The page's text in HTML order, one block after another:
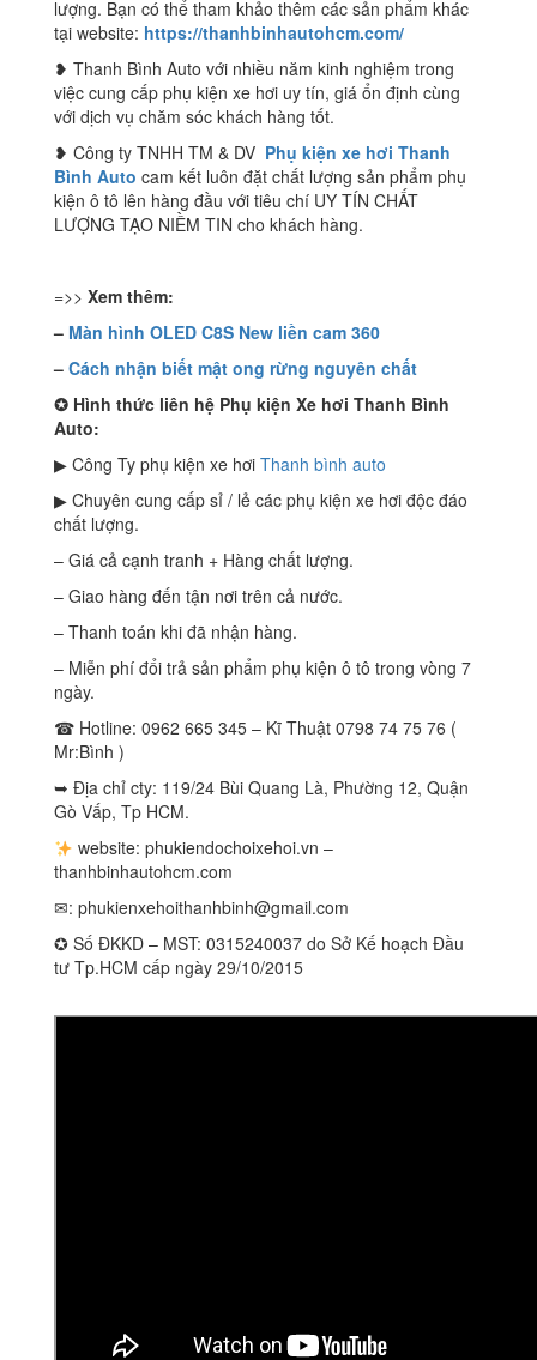
lượng. Bạn có thể tham khảo thêm các sản phẩm khác
tại website: https://thanhbinhautohcm.com/
❥ Thanh Bình Auto với nhiều năm kinh nghiệm trong
việc cung cấp phụ kiện xe hơi uy tín, giá ổn định cùng
với dịch vụ chăm sóc khách hàng tốt.
❥ Công ty TNHH TM & DV Phụ kiện xe hơi Thanh
Bình Auto cam kết luôn đặt chất lượng sản phẩm phụ
kiện ô tô lên hàng đầu với tiêu chí UY TÍN CHẤT
LƯỢNG TẠO NIỀM TIN cho khách hàng.
=>> Xem thêm:
– Màn hình OLED C8S New liền cam 360
– Cách nhận biết mật ong rừng nguyên chất
✪ Hình thức liên hệ Phụ kiện Xe hơi Thanh Bình
Auto:
▶ Công Ty phụ kiện xe hơi Thanh bình auto
▶ Chuyên cung cấp sỉ / lẻ các phụ kiện xe hơi độc đáo
chất lượng.
– Giá cả cạnh tranh + Hàng chất lượng.
– Giao hàng đến tận nơi trên cả nước.
– Thanh toán khi đã nhận hàng.
– Miễn phí đổi trả sản phẩm phụ kiện ô tô trong vòng 7
ngày.
☎ Hotline: 0962 665 345 – Kĩ Thuật 0798 74 75 76 (
Mr:Bình )
➥ Địa chỉ cty: 119/24 Bùi Quang Là, Phường 12, Quận
Gò Vấp, Tp HCM.
website: phukiendochoixehoi.vn –
thanhbinhautohcm.com
✉: phukienxehoithanhbinh@gmail.com
✪ Số ĐKKD – MST: 0315240037 do Sở Kế hoạch Đầu
tư Tp.HCM cấp ngày 29/10/2015